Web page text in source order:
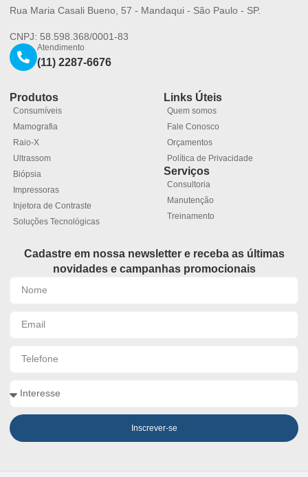
Rua Maria Casali Bueno, 57 - Mandaqui - São Paulo - SP.
CNPJ: 58.598.368/0001-83
Atendimento
(11) 2287-6676
Produtos
Consumíveis
Mamografia
Raio-X
Ultrassom
Biópsia
Impressoras
Injetora de Contraste
Soluções Tecnológicas
Links Úteis
Quem somos
Fale Conosco
Orçamentos
Política de Privacidade
Serviços
Consultoria
Manutenção
Treinamento
Cadastre em nossa newsletter e receba as últimas
novidades e campanhas promocionais
Inscrever-se